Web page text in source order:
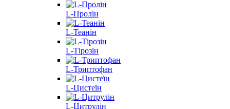
L-Пролін
L-Теанін
L-Тірозін
L-Триптофан
L-Цистеїн
L-Цитрулін